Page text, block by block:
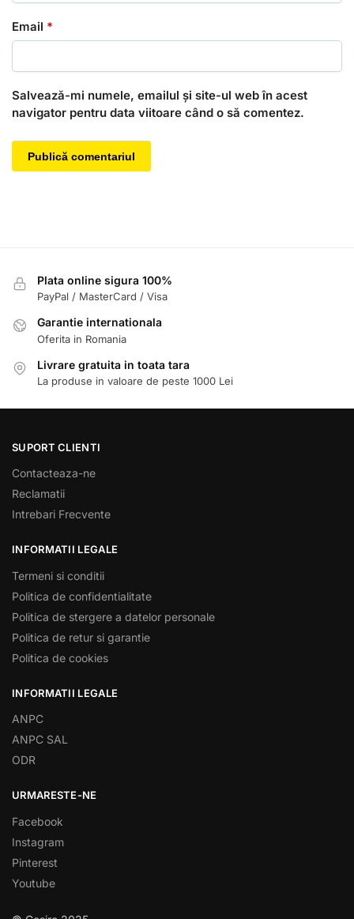
Email *
Salvează-mi numele, emailul și site-ul web în acest
navigator pentru data viitoare când o să comentez.
Plata online sigura 100%
PayPal / MasterCard / Visa
Garantie internationala
Oferita in Romania
Livrare gratuita in toata tara
La produse in valoare de peste 1000 Lei
SUPORT CLIENTI
Contacteaza-ne
Reclamatii
Intrebari Frecvente
INFORMATII LEGALE
Termeni si conditii
Politica de confidentialitate
Politica de stergere a datelor personale
Politica de retur si garantie
Politica de cookies
INFORMATII LEGALE
ANPC
ANPC SAL
ODR
URMARESTE-NE
Facebook
Instagram
Pinterest
Youtube